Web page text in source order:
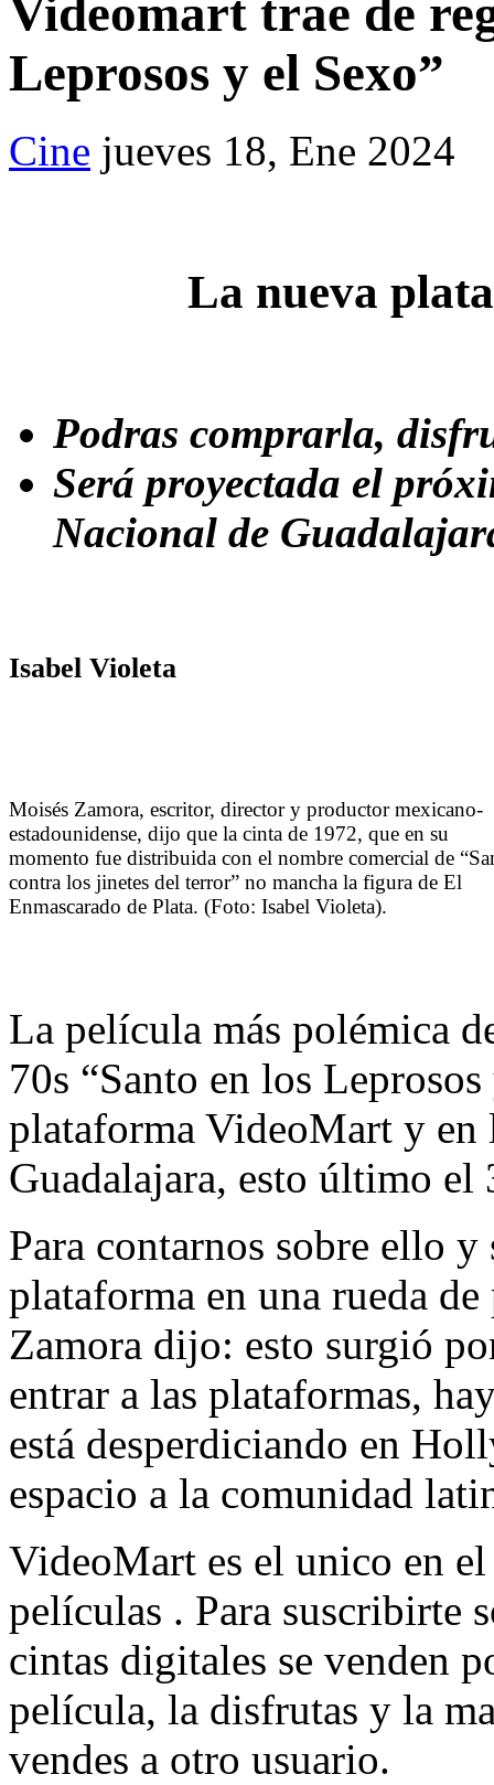
Videomart trae de
Leprosos y el Sexo”
Cine jueves 18, Ene 2024
La nueva
Podras comprarla,
Será proyectada el
Nacional de
Isabel Violeta
Moisés Zamora, escritor, director y productor mexicano-
estadounidense, dijo que la cinta de 1972, que en su
momento fue distribuida con el nombre comercial de
contra los jinetes del terror” no mancha la figura de El
Enmascarado de Plata. (Foto: Isabel Violeta).
La película más polémica
70s “Santo en los
plataforma VideoMart y en
Guadalajara, esto último el
Para contarnos sobre ello
plataforma en una rueda
Zamora dijo: esto surgió
entrar a las plataformas,
está desperdiciando en
espacio a la comunidad
VideoMart es el unico en
películas . Para suscribirte
cintas digitales se venden
película, la disfrutas y la
vendes a otro usuario.